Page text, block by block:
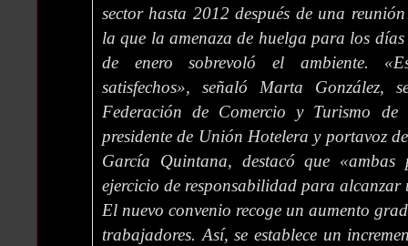
sector hasta 2012 después de una
la que la amenaza de huelga para los
de enero sobrevoló el ambiente.
satisfechos», señaló Marta González,
Federación de Comercio y Turismo
presidente de Unión Hotelera y portavoz
García Quintana, destacó que «ambas
ejercicio de responsabilidad para alcanzar
El nuevo convenio recoge un aumento
trabajadores. Así, se establece un